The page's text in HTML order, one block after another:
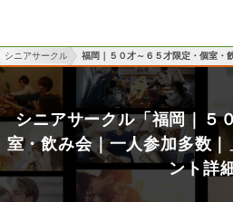
シニアサークル 福岡｜５０才～６５才限定・個室・
シニアサークル「福岡｜５
室・飲み会｜一人参加多数
ント詳